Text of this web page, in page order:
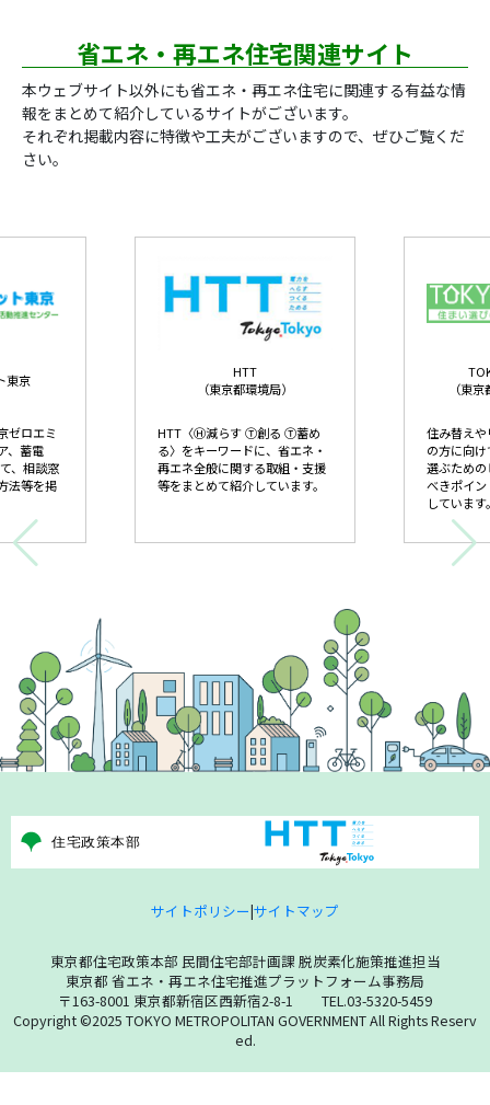
省エネ・再エネ住宅関連サイト
本ウェブサイト以外にも省エネ・再エネ住宅に関連する有益な情
報をまとめて紹介しているサイトがございます。
それぞれ掲載内容に特徴や工夫がございますので、ぜひご覧くだ
さい。
東京
ゼロエミ
、蓄電
、相談窓
法等を掲
HTT
（東京都環境局）
HTT〈Ⓗ減らす Ⓣ創る Ⓣ蓄め
る〉をキーワードに、省エネ・
再エネ全般に関する取組・支援
等をまとめて紹介しています。
（東
住み替え
の方に向
選ぶため
べきポイ
しています
サイトポリシー|サイトマップ
東京都住宅政策本部 民間住宅部計画課 脱炭素化施策推進担当
東京都 省エネ・再エネ住宅推進プラットフォーム事務局
〒163-8001 東京都新宿区西新宿2-8-1 TEL.03-5320-5459
Copyright ©2025 TOKYO METROPOLITAN GOVERNMENT All Rights Reserv
ed.